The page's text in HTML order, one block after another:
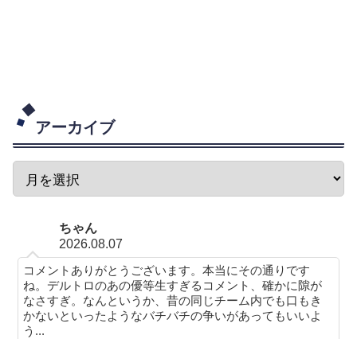
アーカイブ
ちゃん
2026.08.07
コメントありがとうございます。本当にその通りです
ね。デルトロのあの優等生すぎるコメント、確かに隙が
なさすぎ。なんというか、昔の同じチーム内でも口もき
かないといったようなバチバチの争いがあってもいいよ
う...